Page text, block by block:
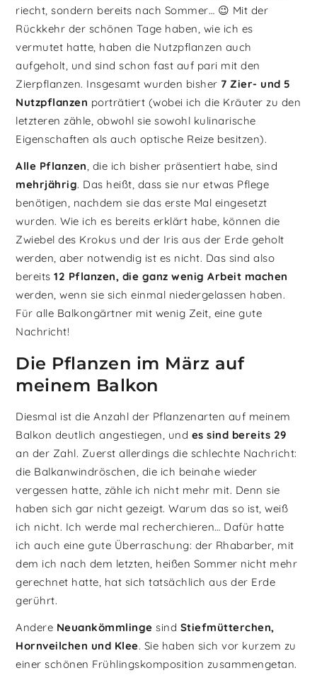
riecht, sondern bereits nach Sommer… 😉 Mit der
Rückkehr der schönen Tage haben, wie ich es
vermutet hatte, haben die Nutzpflanzen auch
aufgeholt, und sind schon fast auf pari mit den
Zierpflanzen. Insgesamt wurden bisher 7 Zier- und 5
Nutzpflanzen porträtiert (wobei ich die Kräuter zu den
letzteren zähle, obwohl sie sowohl kulinarische
Eigenschaften als auch optische Reize besitzen).
Alle Pflanzen, die ich bisher präsentiert habe, sind
mehrjährig. Das heißt, dass sie nur etwas Pflege
benötigen, nachdem sie das erste Mal eingesetzt
wurden. Wie ich es bereits erklärt habe, können die
Zwiebel des Krokus und der Iris aus der Erde geholt
werden, aber notwendig ist es nicht. Das sind also
bereits12 Pflanzen, die ganz wenig Arbeit machen
werden, wenn sie sich einmal niedergelassen haben.
Für alle Balkongärtner mit wenig Zeit, eine gute
Nachricht!
Die Pflanzen im März auf
meinem Balkon
Diesmal ist die Anzahl der Pflanzenarten auf meinem
Balkon deutlich angestiegen, und es sind bereits 29
an der Zahl. Zuerst allerdings die schlechte Nachricht:
die Balkanwindröschen, die ich beinahe wieder
vergessen hatte, zähle ich nicht mehr mit. Denn sie
haben sich gar nicht gezeigt. Warum das so ist, weiß
ich nicht. Ich werde mal recherchieren… Dafür hatte
ich auch eine gute Überraschung: der Rhabarber, mit
dem ich nach dem letzten, heißen Sommer nicht mehr
gerechnet hatte, hat sich tatsächlich aus der Erde
gerührt.
Andere Neuankömmlinge sind Stiefmütterchen,
Hornveilchen und Klee. Sie haben sich vor kurzem zu
einer schönen Frühlingskomposition zusammengetan.